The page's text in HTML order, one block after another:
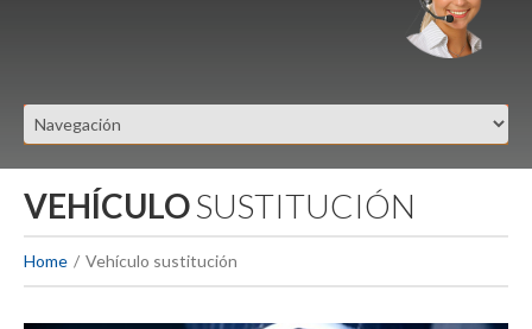
VEHÍCULOSUSTITUCIÓN
Home Vehículo sustitución